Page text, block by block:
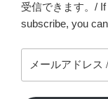
受信できます。/
subscribe, you
ー